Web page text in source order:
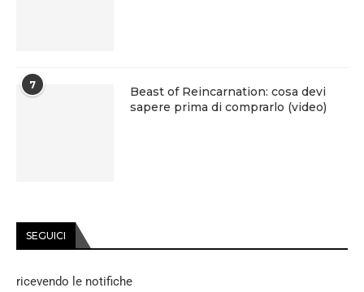
7
Beast of Reincarnation: cosa devi
sapere prima di comprarlo (video)
SEGUICI
ricevendo le notifiche